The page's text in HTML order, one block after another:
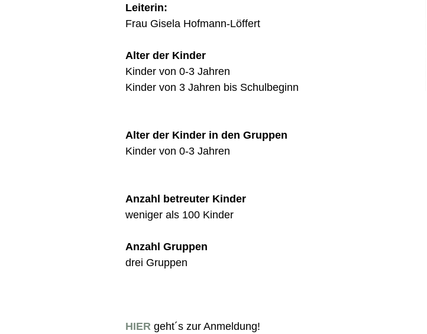
Leiterin:
Frau Gisela Hofmann-Löffert
Alter der Kinder
Kinder von 0-3 Jahren
Kinder von 3 Jahren bis Schulbeginn
Alter der Kinder in den Gruppen
Kinder von 0-3 Jahren
Anzahl betreuter Kinder
weniger als 100 Kinder
Anzahl Gruppen
drei Gruppen
HIER geht´s zur Anmeldung!